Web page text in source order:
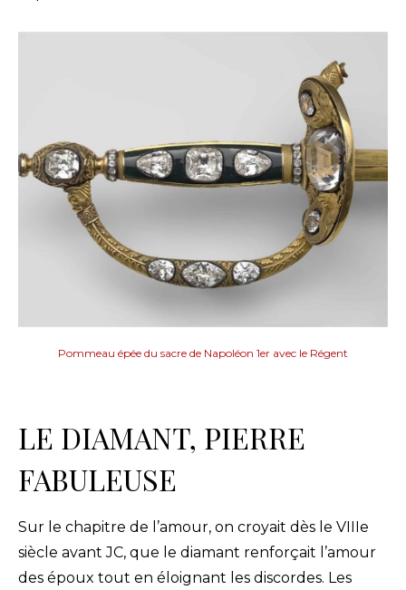
Pommeau épée du sacre de Napoléon 1er avec le Régent
LE DIAMANT, PIERRE
FABULEUSE
Sur le chapitre de l’amour, on croyait dès le VIIIe
siècle avant JC, que le diamant renforçait l’amour
des époux tout en éloignant les discordes. Les